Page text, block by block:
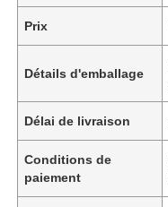
Prix
Détails d'emballage
Délai de livraison
Conditions de
paiement